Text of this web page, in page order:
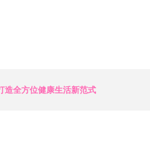
造全方位健康生活新范式